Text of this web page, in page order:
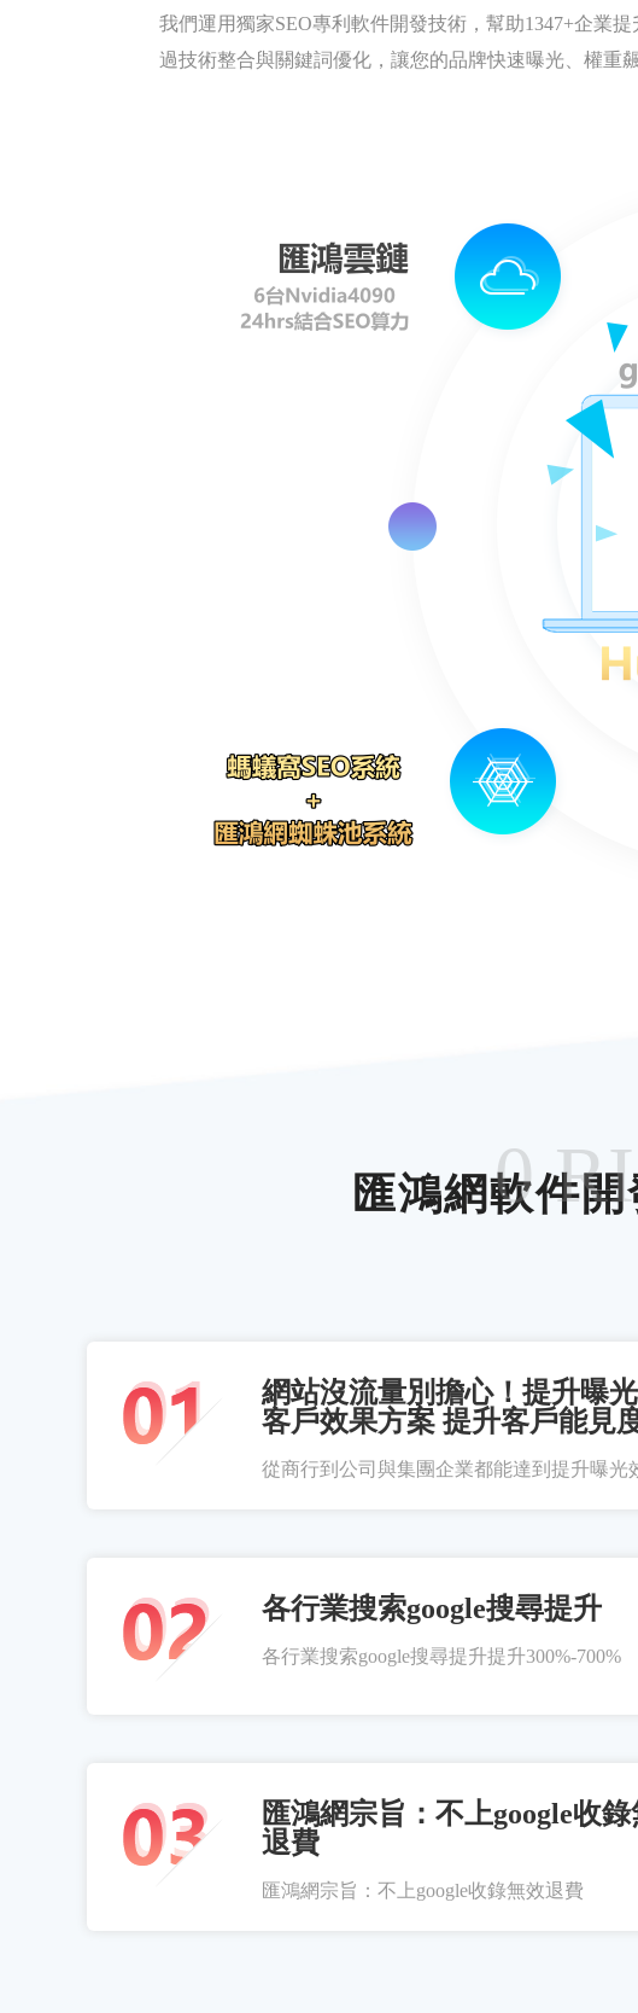
我們運用獨家SEO專利軟件開發技術，幫助1347+企
過技術整合與關鍵詞優化，讓您的品牌快速曝光、權重
0
匯鴻網軟件
網站沒流量別擔心！提升曝
客戶效果方案 提升客戶能見
從商行到公司與集團企業都能達到提升曝光
各行業搜索google搜尋提升
各行業搜索google搜尋提升提升300%-700%
匯鴻網宗旨：不上google收
退費
匯鴻網宗旨：不上google收錄無效退費